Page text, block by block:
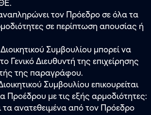
τον Πρόεδρο σε όλα τα
σε περίπτωση απουσίας ή
Συμβουλίου μπορεί να
Γενικό Διευθυντή της επιχείρησης
της παραγράφου.
Συμβουλίου επικουρείται
Προέδρου με τις εξής αρμοδιότητες:
τα ανατεθειμένα από τον Πρόεδρο